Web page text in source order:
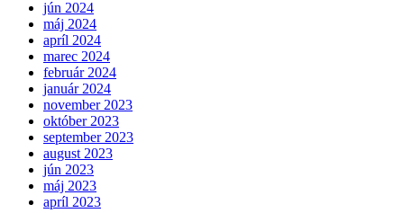
jún 2024
máj 2024
apríl 2024
marec 2024
február 2024
január 2024
november 2023
október 2023
september 2023
august 2023
jún 2023
máj 2023
apríl 2023